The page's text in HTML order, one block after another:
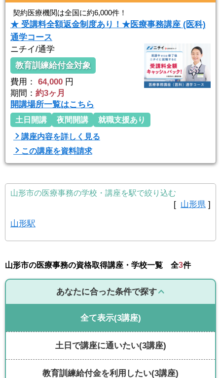
契約医療機関は全国に約6,000件！
★ 受講料全額返金制度あり！★医療事務講座 (医科)
通学コース
ニチイ/通学
教育訓練給付金対象
費用：
64,000 円
期間： 約3ヶ月
開講場所一覧はこちら
土日開講 夜間開講
就職支援あり
講座内容を詳しく見る
この講座を資料請求
山形市の医療事務の学校・講座を駅で絞り込む
[ 山形県 ]
山形駅
山形市の医療事務の資格取得講座・学校一覧 全3件
あなたに合った条件で探す
全て表示(3講座)
土日で講座に通いたい(3講座)
教育訓練給付金を利用したい(3講座)